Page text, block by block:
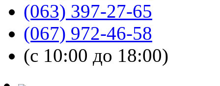
(063) 397-27-65
(067) 972-46-58
(с 10:00 до 18:00)